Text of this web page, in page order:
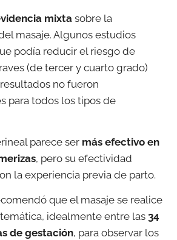
mixta sobre la
masaje. Algunos estudios
podía reducir el riesgo de
(de tercer y cuarto grado)
no fueron
para todos los tipos de
parece ser más efectivo en
, pero su efectividad
la experiencia previa de parto.
que el masaje se realice
idealmente entre las34
de gestación, para observar los